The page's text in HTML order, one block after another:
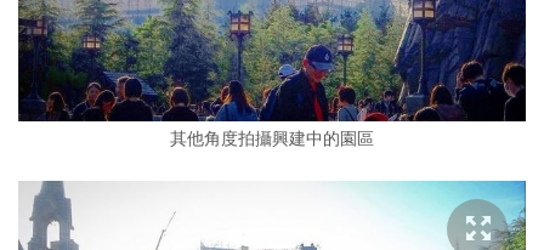
其他角度拍攝興建中的園區